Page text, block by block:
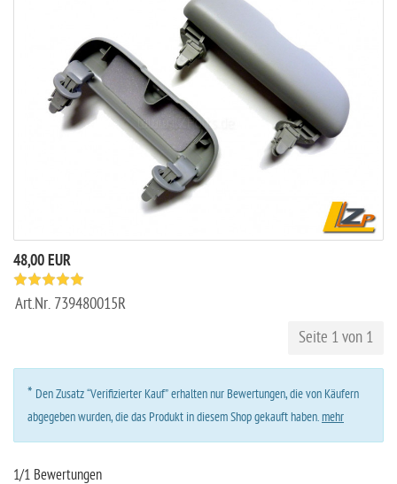
48,00 EUR
Art.Nr. 739480015R
Seite 1 von 1
* Den Zusatz “Verifizierter Kauf” erhalten nur Bewertungen, die von Käufern
abgegeben wurden, die das Produkt in diesem Shop gekauft haben.mehr
1/1 Bewertungen